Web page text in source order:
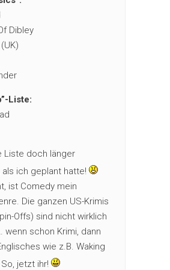
Dibley
Liste:
Liste doch länger
ich geplant hatte!
ist Comedy mein
Die ganzen US-Krimis
Offs) sind nicht wirklich
wenn schon Krimi, dann
wie z.B. Waking
jetzt ihr!